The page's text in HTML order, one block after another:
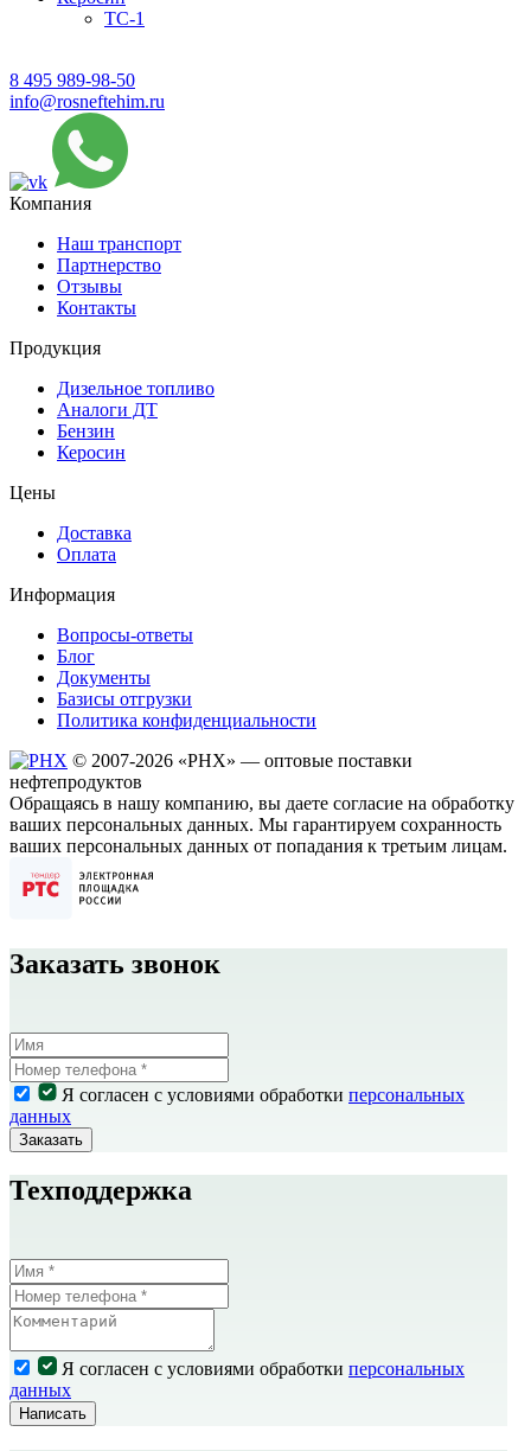
ТС-1
8 495 989-98-50
info@rosneftehim.ru
Компания
Наш транспорт
Партнерство
Отзывы
Контакты
Продукция
Дизельное топливо
Аналоги ДТ
Бензин
Керосин
Цены
Доставка
Оплата
Информация
Вопросы-ответы
Блог
Документы
Базисы отгрузки
Политика конфиденциальности
© 2007-2026 «РHХ» — оптовые поставки
нефтепродуктов
Обращаясь в нашу компанию, вы даете согласие на обработку
ваших персональных данных. Мы гарантируем сохранность
ваших персональных данных от попадания к третьим лицам.
Заказать звонок
Я согласен с условиями обработки персональных
данных
Заказать
Техподдержка
Я согласен с условиями обработки персональных
данных
Написать